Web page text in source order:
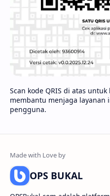
Scan kode QRIS di atas
membantu menjaga layanan
pengguna.
OPS BUKAL